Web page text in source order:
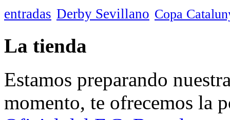
entradas Derby Sevillano Copa
La tienda
Estamos preparando
momento, te ofrecemos la